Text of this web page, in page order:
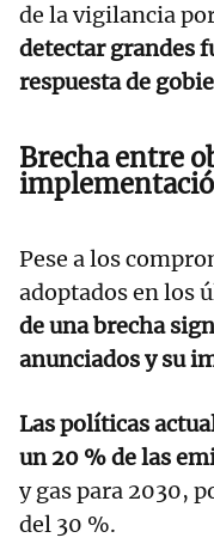
de la vigilancia
detectar grandes
respuesta de
Brecha entre
Pese a los
adoptados en los
de una brecha
anunciados y su
Las políticas
un 20 % de las
y gas para 2030,
del 30 %.